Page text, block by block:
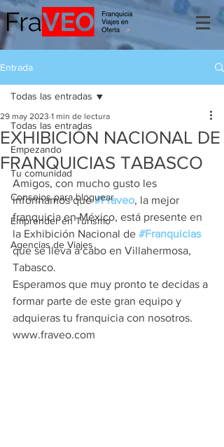
Entrada
Todas las entradas
Empezando
Tu comunidad
Consejos para bloguear
Emprender en Turismo
Agencias de Viajes
Todas las entradas
EXHIBICIÓN NACIONAL DE
FRANQUICIAS TABASCO
29 may 2023 1 min de lectura
Amigos, con mucho gusto les
informamos que #Fraveo, la mejor
franquicia en México, está presente en
la Exhibición Nacional de #Franquicias
que se lleva a cabo en Villahermosa,
Tabasco.
Esperamos que muy pronto te decidas a
formar parte de este gran equipo y
adquieras tu franquicia con nosotros.
www.fraveo.com